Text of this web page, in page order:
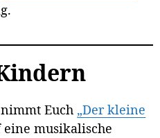
nimmt Euch „Der kleine
musikalische